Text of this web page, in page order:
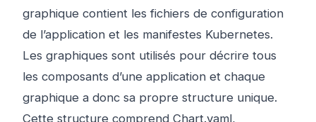
graphique contient les fichiers de configuration
de l’application et les manifestes Kubernetes.
Les graphiques sont utilisés pour décrire tous
les composants d’une application et chaque
graphique a donc sa propre structure unique.
Cette structure comprend Chart.yaml,